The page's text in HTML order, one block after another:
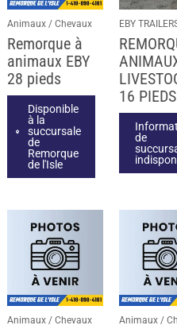
Animaux / Chevaux
Remorque à
animaux EBY
28 pieds
Disponible
à la
succursale
de
Remorque
de l'Isle
EBY
16 PIEDS
de
Animaux / Chevaux Animaux /